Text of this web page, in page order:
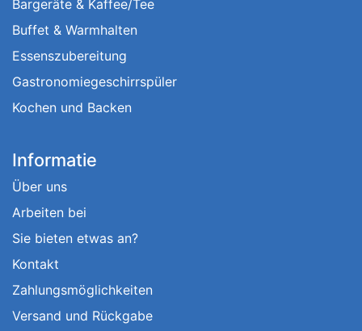
Bargeräte & Kaffee/Tee
Buffet & Warmhalten
Essenszubereitung
Gastronomiegeschirrspüler
Kochen und Backen
Informatie
Über uns
Arbeiten bei
Sie bieten etwas an?
Kontakt
Zahlungsmöglichkeiten
Versand und Rückgabe